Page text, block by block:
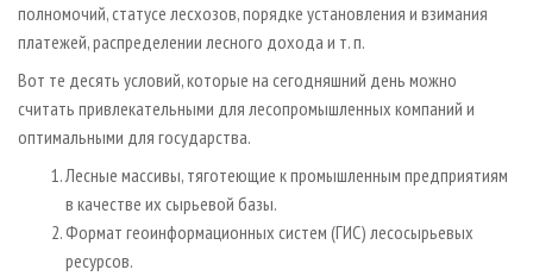
полномочий, статусе лесхозов, порядке установления и взимания
платежей, распределении лесного дохода и т. п.
Вот те десять условий, которые на сегодняшний день можно
считать привлекательными для лесопромышленных компаний и
оптимальными для государства.
Лесные массивы, тяготеющие к промышленным предприятиям
в качестве их сырьевой базы.
Формат геоинформационных систем (ГИС) лесосырьевых
ресурсов.